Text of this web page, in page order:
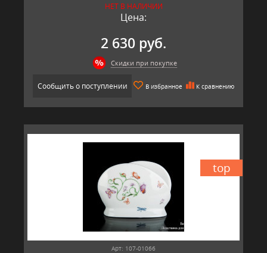
НЕТ В НАЛИЧИИ
Цена:
2 630 руб.
Скидки при покупке
Сообщить о поступлении В избранное К сравнению
top
Арт: 107-01066